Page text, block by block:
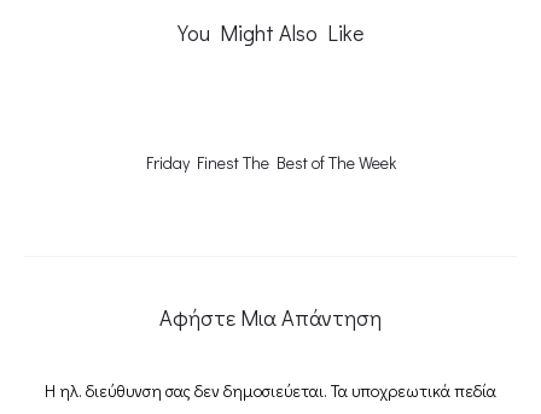
You Might Also Like
Friday Finest The Best of The Week
Αφήστε Μια Απάντηση
Η ηλ. διεύθυνση σας δεν δημοσιεύεται. Τα υποχρεωτικά πεδία